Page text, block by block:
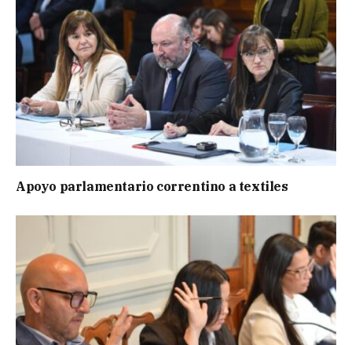
Apoyo parlamentario correntino a textiles